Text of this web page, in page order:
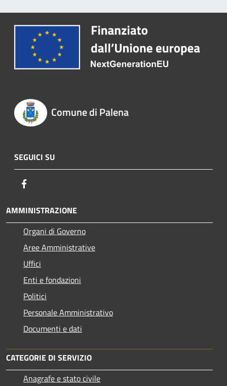
Comune di Palena
SEGUICI SU
AMMINISTRAZIONE
Organi di Governo
Aree Amministrative
Uffici
Enti e fondazioni
Politici
Personale Amministrativo
Documenti e dati
CATEGORIE DI SERVIZIO
Anagrafe e stato civile